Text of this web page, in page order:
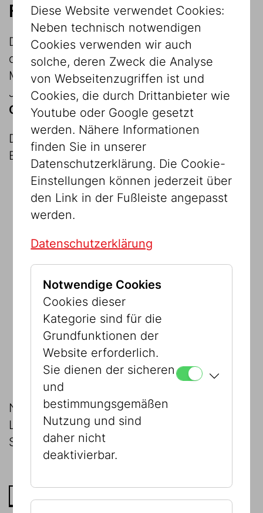
Forschung an der Sammlung
Die Erforschung der und die Forschung an
der Sammlung steht im Mittelpunkt der
Museumsarbeit. Die Objektdatenbank des
Jüdischen Museums Wien zählt20.000
Objekt-Datensätze.
Die Datensätze beschreiben folgende
Bestände:
Die SammlungIsraelitische
Kultusgemeinde Wien(Dauerleihgabe)
Sammlung Schlaff
Sammlung Stern
sowie die
Dauerleihgabe der
Sussmann-Stiftung
Neu hinzugekommen ist im Jahr 2010 das
Legat Berger, das nun im Mittelpunkt der
Sammlungsforschung steht.
Diese Website verwendet Cookies:
Neben technisch notwendigen
Cookies verwenden wir auch
solche, deren Zweck die Analyse
von Webseitenzugriffen ist und
Cookies, die durch Drittanbieter wie
Youtube oder Google gesetzt
werden. Nähere Informationen
finden Sie in unserer
Datenschutzerklärung. Die Cookie-
Einstellungen können jederzeit über
den Link in der Fußleiste angepasst
werden.
Datenschutzerklärung
Notwendige Cookies
Cookies dieser
Kategorie sind für die
Grundfunktionen der
Website erforderlich.
Sie dienen der sicheren
und
bestimmungsgemäßen
Nutzung und sind
daher nicht
deaktivierbar.